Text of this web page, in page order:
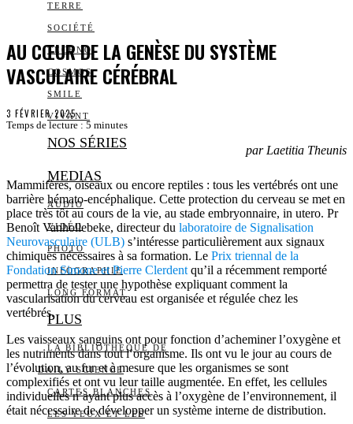
TERRE
SOCIÉTÉ
TECHNO
COSMOS
SMILE
VIVANT
NOS SÉRIES
MEDIAS
AUDIO
VIDÉO
PHOTO
INFOGRAPHIE
LONG FORMAT
PLUS
LA BIBLIOTHÈQUE DE
DAILY SCIENCE
CARTES BLANCHES
LES YEUX ET LES
AU CŒUR DE LA GENÈSE DU SYSTÈME
VASCULAIRE CÉRÉBRAL
3 FÉVRIER 2025
Temps de lecture : 5 minutes
par Laetitia Theunis
Mammifères, oiseaux ou encore reptiles : tous les vertébrés ont une
barrière hémato-encéphalique. Cette protection du cerveau se met en
place très tôt au cours de la vie, au stade embryonnaire, in utero. Pr
Benoît Vanhollebeke, directeur du laboratoire de Signalisation
Neurovasculaire (ULB) s’intéresse particulièrement aux signaux
chimiques nécessaires à sa formation. Le Prix triennal de la
Fondation Simone et Pierre Clerdent qu’il a récemment remporté
permettra de tester une hypothèse expliquant comment la
vascularisation du cerveau est organisée et régulée chez les
vertébrés.
Les vaisseaux sanguins ont pour fonction d’acheminer l’oxygène et
les nutriments dans tout l’organisme. Ils ont vu le jour au cours de
l’évolution, au fur et à mesure que les organismes se sont
complexifiés et ont vu leur taille augmentée. En effet, les cellules
individuelles n’ayant plus accès à l’oxygène de l’environnement, il
était nécessaire de développer un système interne de distribution.